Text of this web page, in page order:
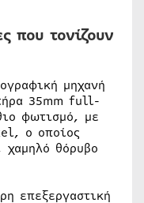
που τονίζουν
μηχανή
35mm full-
φωτισμό, με
ο οποίος
χαμηλό θόρυβο
επεξεργαστική